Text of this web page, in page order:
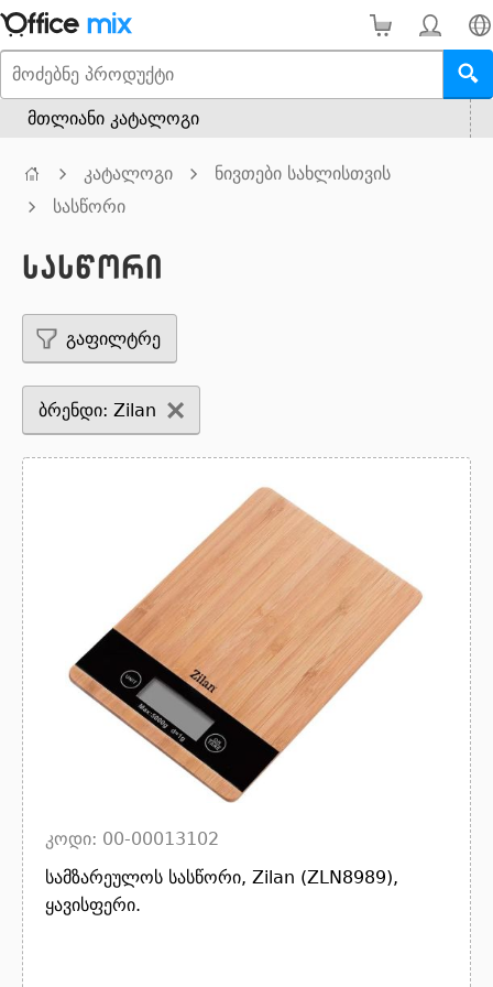
მთლიანი კატალოგი
კატალოგი
ნივთები სახლისთვის
სასწორი
სასწორი
გაფილტრე
ბრენდი: Zilan
კოდი: 00-00013102
სამზარეულოს სასწორი, Zilan (ZLN8989),
ყავისფერი.